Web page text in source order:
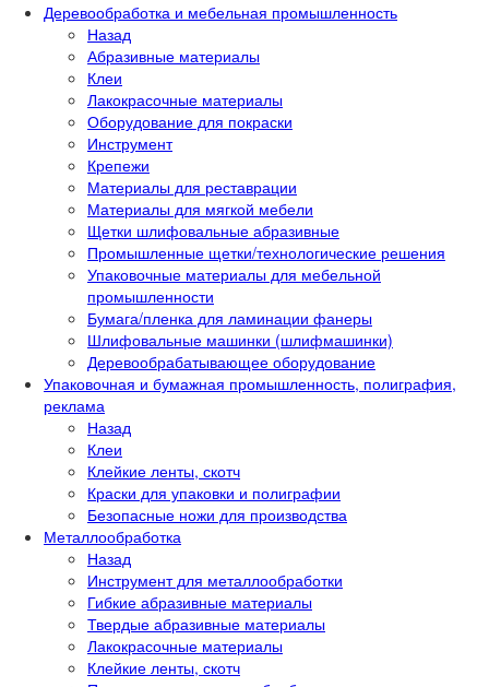
Деревообработка и мебельная промышленность
Назад
Абразивные материалы
Клеи
Лакокрасочные материалы
Оборудование для покраски
Инструмент
Крепежи
Материалы для реставрации
Материалы для мягкой мебели
Щетки шлифовальные абразивные
Промышленные щетки/технологические решения
Упаковочные материалы для мебельной
промышленности
Бумага/пленка для ламинации фанеры
Шлифовальные машинки (шлифмашинки)
Деревообрабатывающее оборудование
Упаковочная и бумажная промышленность, полиграфия,
реклама
Назад
Клеи
Клейкие ленты, скотч
Краски для упаковки и полиграфии
Безопасные ножи для производства
Металлообработка
Назад
Инструмент для металлообработки
Гибкие абразивные материалы
Твердые абразивные материалы
Лакокрасочные материалы
Клейкие ленты, скотч